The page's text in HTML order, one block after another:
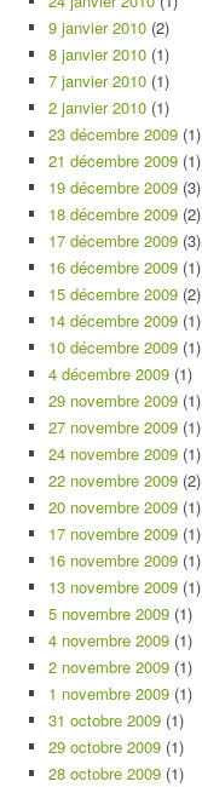
9 janvier 2010 (2)
8 janvier 2010 (1)
7 janvier 2010 (1)
2 janvier 2010 (1)
23 décembre 2009 (1)
21 décembre 2009 (1)
19 décembre 2009 (3)
18 décembre 2009 (2)
17 décembre 2009 (3)
16 décembre 2009 (1)
15 décembre 2009 (2)
14 décembre 2009 (1)
10 décembre 2009 (1)
4 décembre 2009 (1)
29 novembre 2009 (1)
27 novembre 2009 (1)
24 novembre 2009 (1)
22 novembre 2009 (2)
20 novembre 2009 (1)
17 novembre 2009 (1)
16 novembre 2009 (1)
13 novembre 2009 (1)
5 novembre 2009 (1)
4 novembre 2009 (1)
2 novembre 2009 (1)
1 novembre 2009 (1)
31 octobre 2009 (1)
29 octobre 2009 (1)
28 octobre 2009 (1)